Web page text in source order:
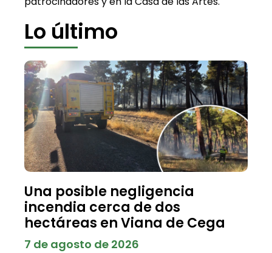
Lo último
Una posible negligencia
incendia cerca de dos
hectáreas en Viana de Cega
7 de agosto de 2026